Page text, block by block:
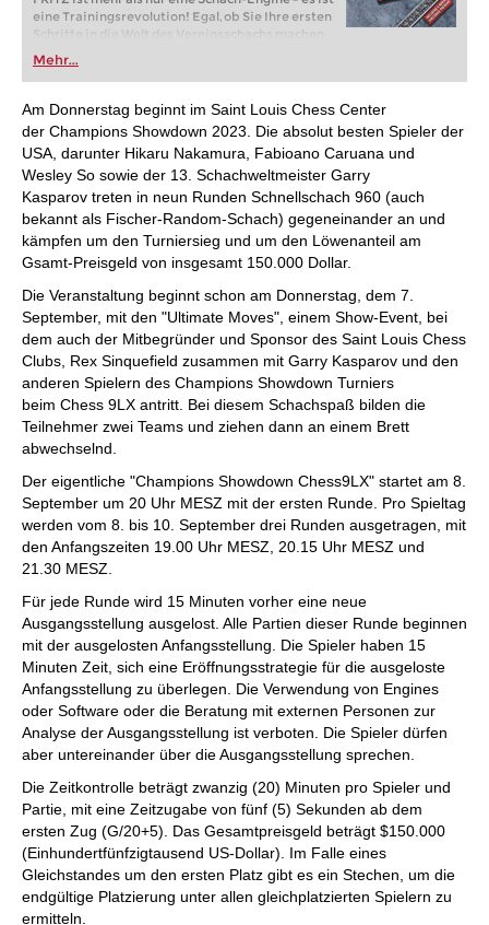
eine Trainingsrevolution! Egal, ob Sie Ihre ersten
Schritte in die Welt des Vereinsschachs machen
oder bereits auf Turnierniveau spielen: Mit
FRITZ trainieren Sie effizienter, intelligenter und
individueller als je zuvor.
Mehr...
Am Donnerstag beginnt im Saint Louis Chess Center
der Champions Showdown 2023. Die absolut besten Spieler der
USA, darunter Hikaru Nakamura, Fabioano Caruana und
Wesley So sowie der 13. Schachweltmeister Garry
Kasparov treten in neun Runden Schnellschach 960 (auch
bekannt als Fischer-Random-Schach) gegeneinander an und
kämpfen um den Turniersieg und um den Löwenanteil am
Gsamt-Preisgeld von insgesamt 150.000 Dollar.
Die Veranstaltung beginnt schon am Donnerstag, dem 7.
September, mit den "Ultimate Moves", einem Show-Event, bei
dem auch der Mitbegründer und Sponsor des Saint Louis Chess
Clubs, Rex Sinquefield zusammen mit Garry Kasparov und den
anderen Spielern des Champions Showdown Turniers
beim Chess 9LX antritt. Bei diesem Schachspaß bilden die
Teilnehmer zwei Teams und ziehen dann an einem Brett
abwechselnd.
Der eigentliche "Champions Showdown Chess9LX" startet am 8.
September um 20 Uhr MESZ mit der ersten Runde. Pro Spieltag
werden vom 8. bis 10. September drei Runden ausgetragen, mit
den Anfangszeiten 19.00 Uhr MESZ, 20.15 Uhr MESZ und
21.30 MESZ.
Für jede Runde wird 15 Minuten vorher eine neue
Ausgangsstellung ausgelost. Alle Partien dieser Runde beginnen
mit der ausgelosten Anfangsstellung. Die Spieler haben 15
Minuten Zeit, sich eine Eröffnungsstrategie für die ausgeloste
Anfangsstellung zu überlegen. Die Verwendung von Engines
oder Software oder die Beratung mit externen Personen zur
Analyse der Ausgangsstellung ist verboten. Die Spieler dürfen
aber untereinander über die Ausgangsstellung sprechen.
Die Zeitkontrolle beträgt zwanzig (20) Minuten pro Spieler und
Partie, mit eine Zeitzugabe von fünf (5) Sekunden ab dem
ersten Zug (G/20+5). Das Gesamtpreisgeld beträgt $150.000
(Einhundertfünfzigtausend US-Dollar). Im Falle eines
Gleichstandes um den ersten Platz gibt es ein Stechen, um die
endgültige Platzierung unter allen gleichplatzierten Spielern zu
ermitteln.